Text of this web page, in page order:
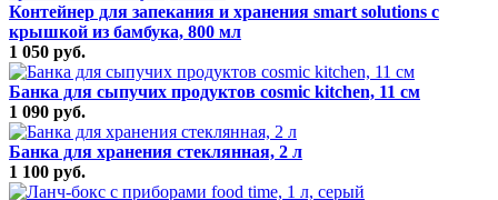
Контейнер для запекания и хранения smart solutions с
крышкой из бамбука, 800 мл
1 050 руб.
Банка для сыпучих продуктов cosmic kitchen, 11 см
1 090 руб.
Банка для хранения стеклянная, 2 л
1 100 руб.